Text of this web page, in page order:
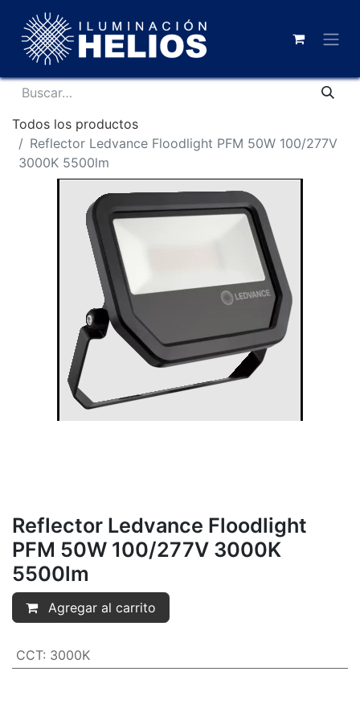
Todos los productos
Reflector Ledvance Floodlight PFM 50W 100/277V
3000K 5500lm
Reflector Ledvance Floodlight
PFM 50W 100/277V 3000K
5500lm
Agregar al carrito
CCT: 3000K